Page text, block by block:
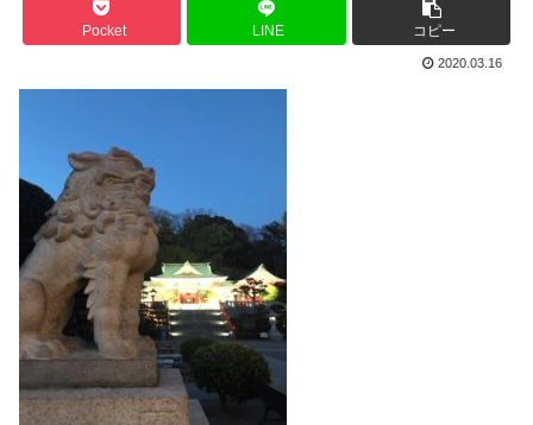
Pocket LINE コピー
2020.03.16